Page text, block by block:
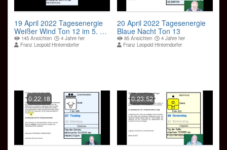
19 April 2022 Tagesenergie
Weißer Wind Ton 12 im 5. 28
Tageszyklus
145 Ansichten
4 Jahre her
Franz Leopold Hinterndorfer
20 April 2022 Tagesenergie
Blaue Nacht Ton 13
85 Ansichten
4 Jahre her
Franz Leopold Hinterndorfer
0:22:18 0:23:52